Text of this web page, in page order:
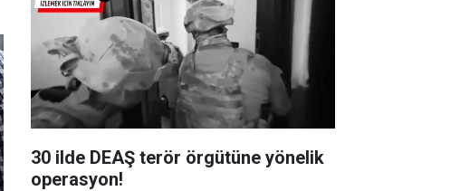
30 ilde DEAŞ terör örgütüne yönelik
operasyon!